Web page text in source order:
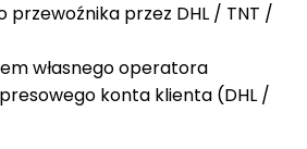
przewoźnika przez DHL / TNT /
własnego operatora
konta klienta (DHL /